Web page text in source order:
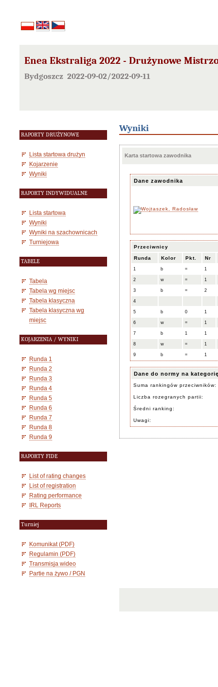
Enea Ekstraliga 2022 - Drużynowe
Bydgoszcz 2022-09-02/2022-09-11
RAPORTY DRUŻYNOWE
Lista startowa drużyn
Kojarzenie
Wyniki
RAPORTY INDYWIDUALNE
Lista startowa
Wyniki
Wyniki na szachownicach
Turniejowa
TABELE
Tabela
Tabela wg miejsc
Tabela klasyczna
Tabela klasyczna wg
miejsc
KOJARZENIA / WYNIKI
Runda 1
Runda 2
Runda 3
Runda 4
Runda 5
Runda 6
Runda 7
Runda 8
Runda 9
RAPORTY FIDE
List of rating changes
List of registration
Rating performance
IRL Reports
Turniej
Komunikat (PDF)
Regulamin (PDF)
Transmisja wideo
Partie na żywo / PGN
Wyniki
Karta startowa zawodnika
Dane zawodnika
Przeciwnicy
Runda Kolor Pkt. Nr
1 b = 1
2 w = 1
3 b = 2
4
5 b 0 1
6 w = 1
7 b 1 1
8 w = 1
9 b = 1
Dane do normy na
Suma rankingów przeciwników:
Liczba rozegranych partii:
Średni ranking:
Uwagi: